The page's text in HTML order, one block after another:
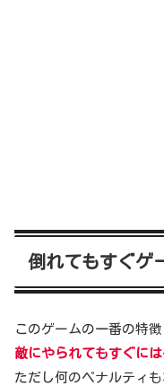
倒れてもすぐゲ
このゲームの一番の特徴
敵にやられてもすぐに
ただし何のペナルティ